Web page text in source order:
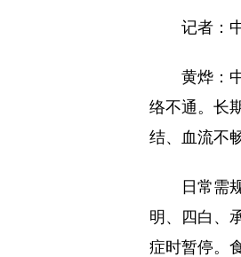
记者：
黄烨：
络不通。长
结、血流不
日常需
明、四白、
症时暂停。